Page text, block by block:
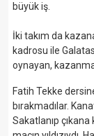
büyük iş.
İki takım da
kadrosu ile
oynayan,
Fatih Tekke
bırakmadılar.
Sakatlanıp